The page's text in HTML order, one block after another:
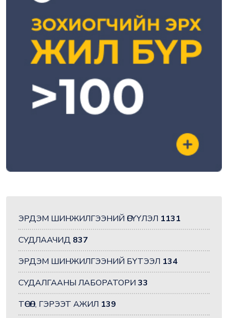
ЭРДЭМ ШИНЖИЛГЭЭНИЙ ӨГҮҮЛЭЛ 1131
СУДЛААЧИД 837
ЭРДЭМ ШИНЖИЛГЭЭНИЙ БҮТЭЭЛ 134
СУДАЛГААНЫ ЛАБОРАТОРИ 33
ТӨСӨЛ, ГЭРЭЭТ АЖИЛ 139